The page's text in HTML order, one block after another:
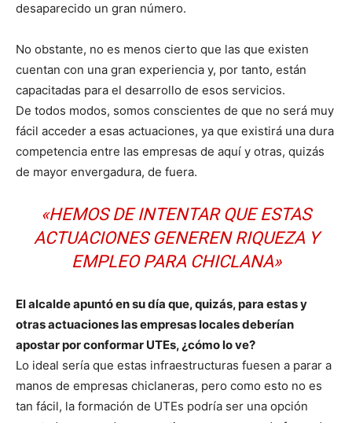
desaparecido un gran número.
No obstante, no es menos cierto que las que existen
cuentan con una gran experiencia y, por tanto, están
capacitadas para el desarrollo de esos servicios.
De todos modos, somos conscientes de que no será muy
fácil acceder a esas actuaciones, ya que existirá una dura
competencia entre las empresas de aquí y otras, quizás
de mayor envergadura, de fuera.
«HEMOS DE INTENTAR QUE ESTAS
ACTUACIONES GENEREN RIQUEZA Y
EMPLEO PARA CHICLANA»
El alcalde apuntó en su día que, quizás, para estas y
otras actuaciones las empresas locales deberían
apostar por conformar UTEs, ¿cómo lo ve?
Lo ideal sería que estas infraestructuras fuesen a parar a
manos de empresas chiclaneras, pero como esto no es
tan fácil, la formación de UTEs podría ser una opción